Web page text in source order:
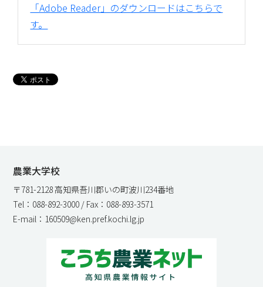
「Adobe Reader」のダウンロードはこちらで
す。
農業大学校
〒781-2128 高知県吾川郡いの町波川234番地
Tel：088-892-3000 / Fax：088-893-3571
E-mail：160509@ken.pref.kochi.lg.jp